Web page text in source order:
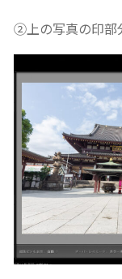
②上の写真の印部